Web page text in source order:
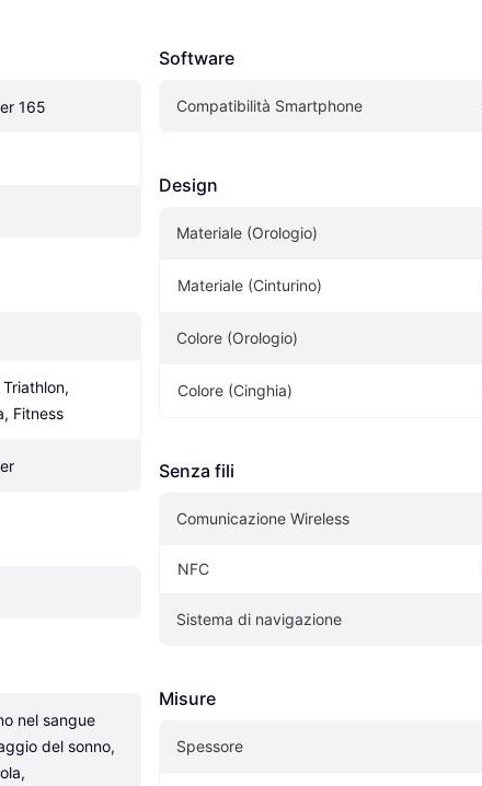
165
Fitness
nel sangue
del sonno,
Software
Compatibilità Smartphone
Design
Materiale (Orologio)
Materiale (Cinturino)
Colore (Orologio)
Colore (Cinghia)
Senza fili
Comunicazione Wireless
NFC
Sistema di navigazione
Misure
Spessore